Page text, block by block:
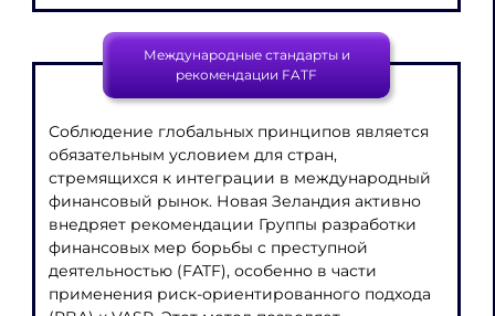
Международные стандарты и
рекомендации FATF
Соблюдение глобальных принципов является
обязательным условием для стран,
стремящихся к интеграции в международный
финансовый рынок. Новая Зеландия активно
внедряет рекомендации Группы разработки
финансовых мер борьбы с преступной
деятельностью (FATF), особенно в части
применения риск-ориентированного подхода